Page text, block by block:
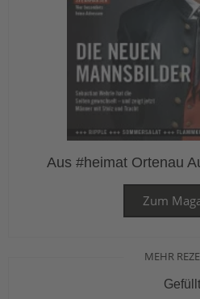
Aus #heimat Ortenau
Zum
MEHR